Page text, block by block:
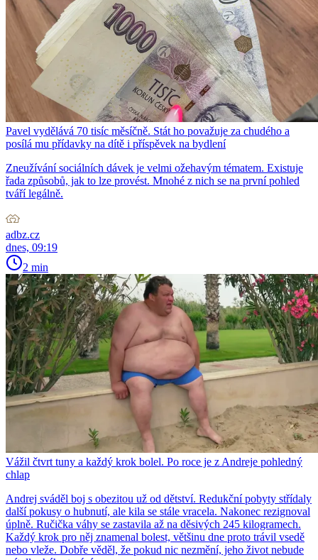
Pavel vydělává 70 tisíc měsíčně. Stát ho považuje za chudého a
posílá mu přídavky na dítě i příspěvek na bydlení
Zneužívání sociálních dávek je velmi ožehavým tématem. Existuje
řada způsobů, jak to lze provést. Mnohé z nich se na první pohled
tváří legálně.
adbz.cz
dnes, 09:19
2 min
Vážil čtvrt tuny a každý krok bolel. Po roce je z Andreje pohledný
chlap
Andrej sváděl boj s obezitou už od dětství. Redukční pobyty střídaly
další pokusy o hubnutí, ale kila se stále vracela. Nakonec rezignoval
úplně. Ručička váhy se zastavila až na děsivých 245 kilogramech.
Každý krok pro něj znamenal bolest, většinu dne proto trávil vsedě
nebo vleže. Dobře věděl, že pokud nic nezmění, jeho život nebude